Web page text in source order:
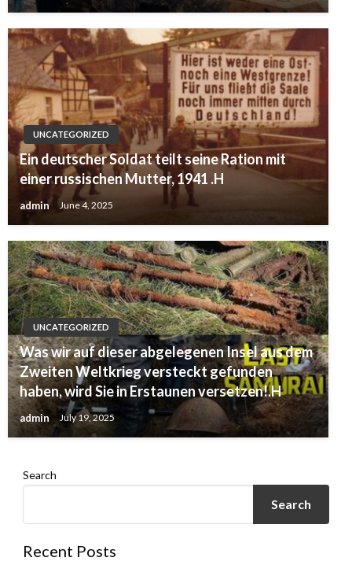
UNCATEGORIZED
Ein deutscher Soldat teilt seine Ration mit
einer russischen Mutter, 1941 .H
admin June 4, 2025
UNCATEGORIZED
Was wir auf dieser abgelegenen Insel aus dem
Zweiten Weltkrieg versteckt gefunden
haben, wird Sie in Erstaunen versetzen!.H
admin July 19, 2025
Search
Search
Recent Posts